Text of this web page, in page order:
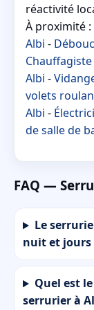
réactivité
À proximité :
Albi -
Chauffagiste
Albi -
volets
Albi -
de salle de
FAQ —
Le
nuit et jours
Quel est
serrurier à